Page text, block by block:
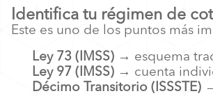
Identifica tu régimen de
Este es uno de los puntos más
Ley 73 (IMSS) → esquema
Ley 97 (IMSS) → cuenta
Décimo Transitorio (ISSSTE)